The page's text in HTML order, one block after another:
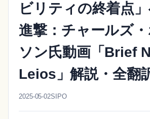
ビリティの終着点
進撃：チャールズ
ソン氏動画「Brief
Leios」解説・全翻
2025-05-02SIPO